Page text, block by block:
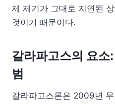
제 제기가 그대로 지연된
것이기 때문이다.
갈라파고스의 요소
범
갈라파고스론은 2009년